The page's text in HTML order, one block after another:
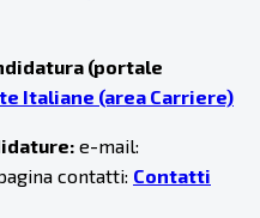
(portale
Italiane (area Carriere)
e-mail:
contatti: Contatti